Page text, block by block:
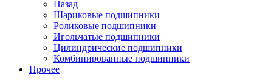
Назад
Шариковые подшипники
Роликовые подшипники
Игольчатые подшипники
Цилиндрические подшипники
Комбинированные подшипники
Прочее